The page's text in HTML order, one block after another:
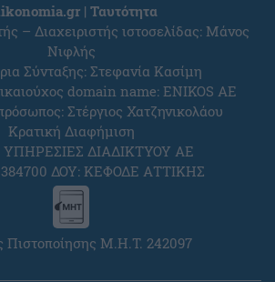
| Ταυτότητα
– Διαχειριστής ιστοσελίδας: Μάνος
Νιφλής
Σύνταξης: Στεφανία Κασίμη
domain name: ENIKOS AE
Στέργιος Χατζηνικολάου
Κρατική Διαφήμιση
ΥΠΗΡΕΣΙΕΣ ΔΙΑΔΙΚΤΥΟΥ ΑΕ
ΔΟΥ: ΚΕΦΟΔΕ ΑΤΤΙΚΗΣ
Πιστοποίησης Μ.Η.Τ. 242097